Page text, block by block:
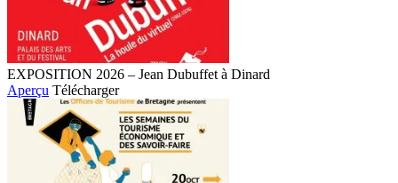
EXPOSITION 2026 – Jean Dubuffet à Dinard
Aperçu Télécharger